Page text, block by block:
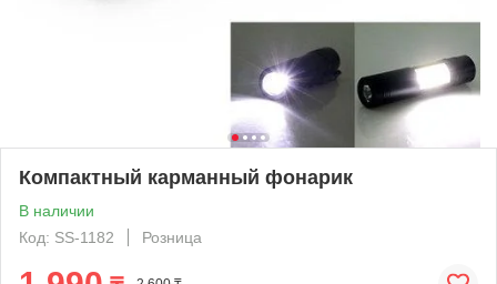
Компактный карманный фонарик
В наличии
Код: SS-1182
Розница